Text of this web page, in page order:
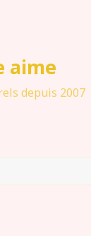
aime
depuis 2007